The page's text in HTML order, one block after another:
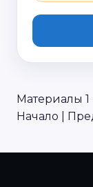
Материалы 1
Начало |